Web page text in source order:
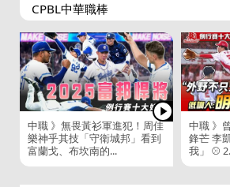
CPBL中華職棒
中職 》無畏黃衫軍進犯！周佳
樂神乎其技「守衛城邦」看到
富蘭戈、布坎南的...
中職 》
鋒芒 李
我」 ⚾